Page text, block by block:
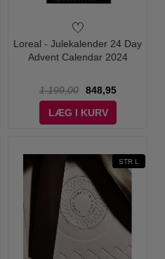
Loreal - Julekalender 24 Day
Advent Calendar 2024
1.199,00
848,95
LÆG I KURV
STR L